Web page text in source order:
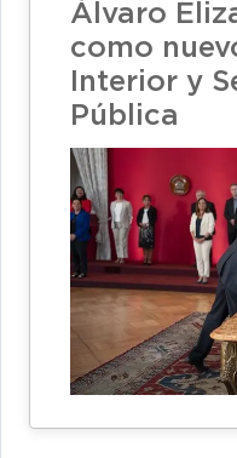
Álvaro
como
Interior y
Pública